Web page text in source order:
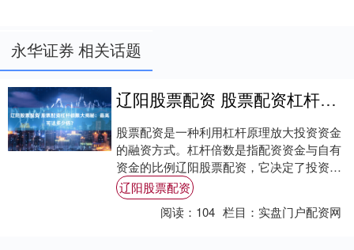
永华证券 相关话题
辽阳股票配资 股票配资杠杆极限大揭秘：最高可达多少倍？
股票配资是一种利用杠杆原理放大投资资金
的融资方式。杠杆倍数是指配资资金与自有
资金的比例辽阳股票配资，它决定了投资者
的潜在收益和风险。 * **信息全面：**汇
集....
辽阳股票配资
阅读： 104 栏目： 实盘门户配资网